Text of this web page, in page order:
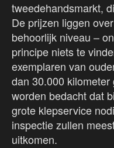
tweedehandsmarkt,
De prijzen liggen
behoorlijk niveau –
principe niets te
exemplaren van
dan 30.000
worden bedacht dat
grote klepservice
inspectie zullen
uitkomen.